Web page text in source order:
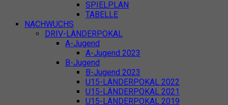
SPIELPLAN
TABELLE
NACHWUCHS
DRIV-LÄNDERPOKAL
A-Jugend
A-Jugend 2023
B-Jugend
B-Jugend 2023
U15-LÄNDERPOKAL 2022
U15-LÄNDERPOKAL 2021
U15-LÄNDERPOKAL 2019